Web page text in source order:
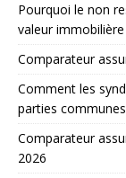
Pourquoi le non
valeur immobilière
Comparateur
Comment les
parties communes
Comparateur
2026